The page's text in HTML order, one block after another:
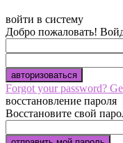
войти в систему
Добро пожаловать!
Forgot your password?
восстановление пароля
Восстановите свой